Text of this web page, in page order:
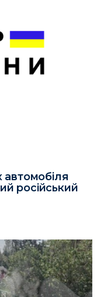
автомобіля
російський